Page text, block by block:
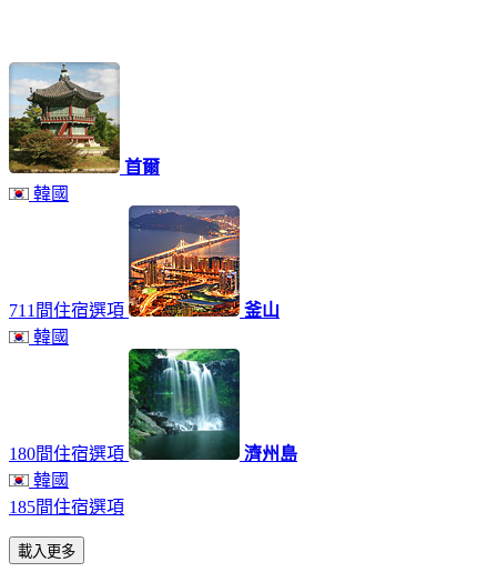
首爾
韓國
711間住宿選項
釜山
韓國
180間住宿選項
濟州島
韓國
185間住宿選項
載入更多